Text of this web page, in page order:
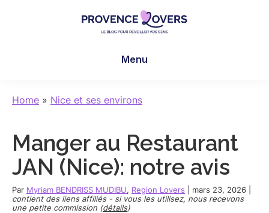
sens
-
Le
blog
de
Claire
Menu
Home » Nice et ses environs
Manger au Restaurant
JAN (Nice): notre avis
Par Myriam BENDRISS MUDIBU, Region Lovers mars 23, 2026
contient des liens affiliés - si vous les utilisez, nous recevons
une petite commission (détails)